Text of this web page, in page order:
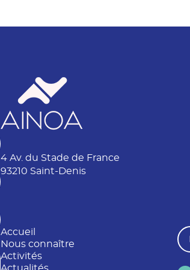
4 Av. du Stade de France
93210 Saint-Denis
Accueil
Nous connaître
Activités